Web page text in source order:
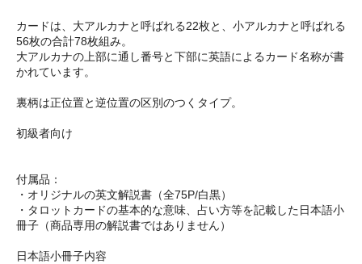
カードは、大アルカナと呼ばれる22枚と、小アルカナと呼ばれる
56枚の合計78枚組み。
大アルカナの上部に通し番号と下部に英語によるカード名称が書
かれています。
裏柄は正位置と逆位置の区別のつくタイプ。
初級者向け
付属品：
・オリジナルの英文解説書（全75P/白黒）
・タロットカードの基本的な意味、占い方等を記載した日本語小
冊子（商品専用の解説書ではありません）
日本語小冊子内容